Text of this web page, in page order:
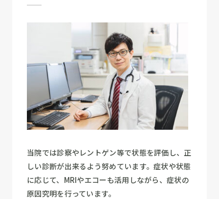
当院では診察やレントゲン等で状態を評価し、正
しい診断が出来るよう努めています。症状や状態
に応じて、MRIやエコーも活用しながら、症状の
原因究明を行っています。